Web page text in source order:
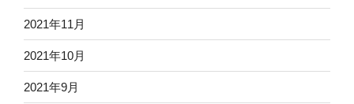
2021年11月
2021年10月
2021年9月